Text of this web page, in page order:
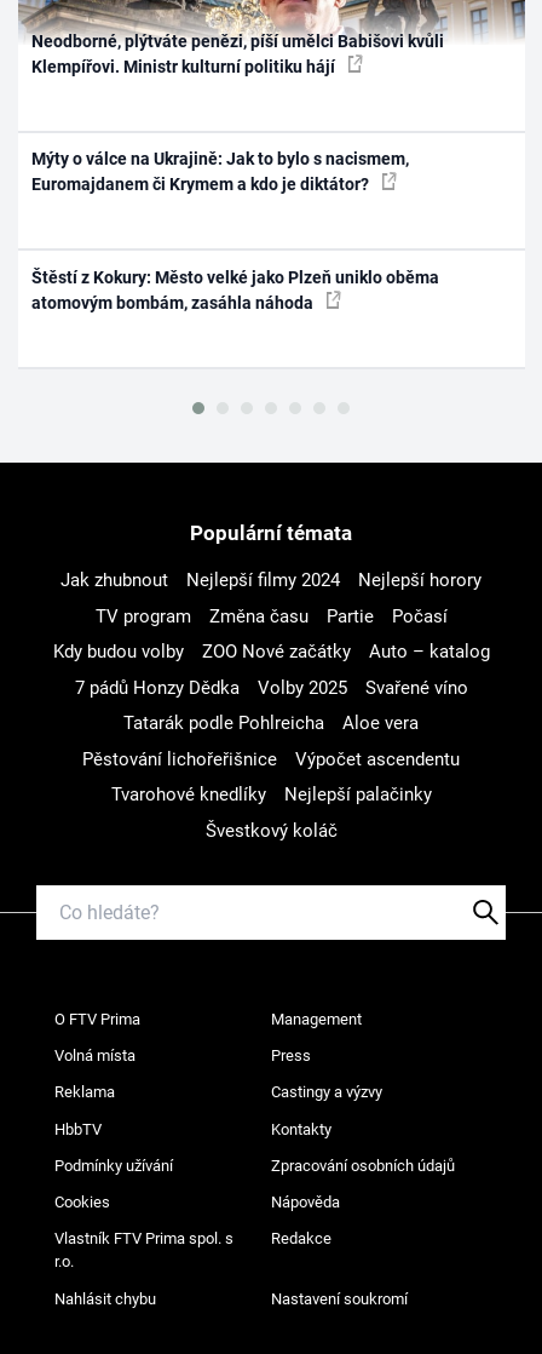
Neodborné, plýtváte penězi, píší umělci Babišovi kvůli
Klempířovi. Ministr kulturní politiku hájí
Mýty o válce na Ukrajině: Jak to bylo s nacismem,
Euromajdanem či Krymem a kdo je diktátor?
Štěstí z Kokury: Město velké jako Plzeň uniklo oběma
atomovým bombám, zasáhla náhoda
Populární témata
Jak zhubnout Nejlepší filmy 2024
Nejlepší horory
TV program
Změna času Partie
Počasí
Kdy budou volby
ZOO Nové začátky
Auto – katalog
7 pádů Honzy Dědka
Volby 2025
Svařené víno
Tatarák podle Pohlreicha
Aloe vera
Pěstování lichořeřišnice
Výpočet ascendentu
Tvarohové knedlíky
Nejlepší palačinky
Švestkový koláč
O FTV Prima Management
Volná místa Press
Reklama Castingy a výzvy
HbbTV Kontakty
Podmínky užívání Zpracování osobních údajů
Cookies Nápověda
Vlastník FTV Prima spol. s
r.o.
Redakce
Nahlásit chybu Nastavení soukromí